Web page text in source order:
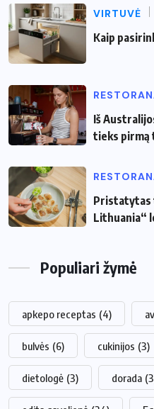
VIRTUVĖ
Kaip
Iš
tieks pirmą
Pristatytas
Lithuania“
Populiari žymė
apkepo receptas (4)
bulvės (6) cukinijos (3)
dietologė (3) dorada